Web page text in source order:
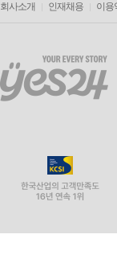
회사소개 인재채용 이용